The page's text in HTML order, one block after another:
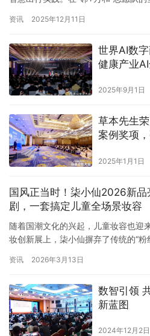
抵达杭州西站的全流程体验。 志愿者
站现代化设施前直观感受数字生活的
制，…
资讯 2025年12月11日
世界AI数
健康产业
2025年9月1日
草本先生
案例奖项
2025年1月1日
国风正当时！柒小仙2026新品
剧，一套搞定儿童全场景妆容
随着国潮文化的兴起，儿童妆容也迎
妆创新展上，柒小仙摒弃了传统的“粉
足孩子从传统节日到现代舞台的多元
色东方系列。采用经典的橘调东方色
资讯 2026年3月13日
数智引领 共绘县域经济数字化转型
新蓝图
2024年12月2日